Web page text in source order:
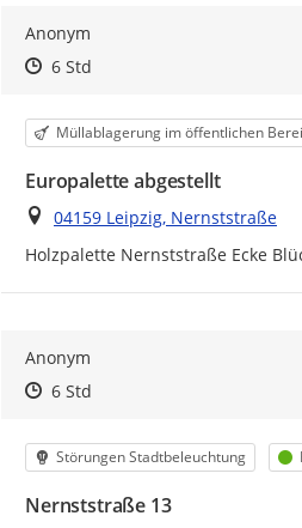
Anonym
Zeitpunkt des Erstellens
Zeitpunkt des Erstellens
6 StdZur Äußerung
Kategorie
Müllablagerung im öffentlichen
Europalette abgestellt
Ort
04159 Leipzig, Nernststraße
Holzpalette Nernststraße Ecke
Anonym
Zeitpunkt des Erstellens
Zeitpunkt des Erstellens
6 StdZur Äußerung
Kategorie
Störungen Stadtbeleuchtung
Nernststraße 13